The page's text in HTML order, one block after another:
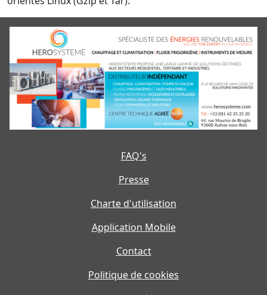
FAQ's
Presse
Charte d'utilisation
Application Mobile
Contact
Politique de cookies